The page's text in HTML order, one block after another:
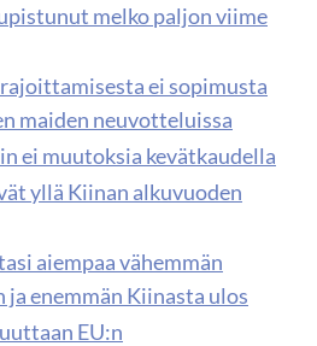
melko paljon viime
ei sopimusta
maiden neuvotteluissa
ei muutoksia kevätkaudella
yllä Kiinan alkuvuoden
aiempaa vähemmän
ja enemmän Kiinasta ulos
EU:n